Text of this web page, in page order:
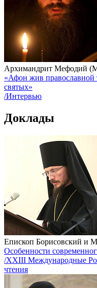
Архимандрит Мефодий
«Афон жив православной
святых»
/Интервью
Доклады
Епископ Борисовский и
Особенности
/XXIII Международные
чтения